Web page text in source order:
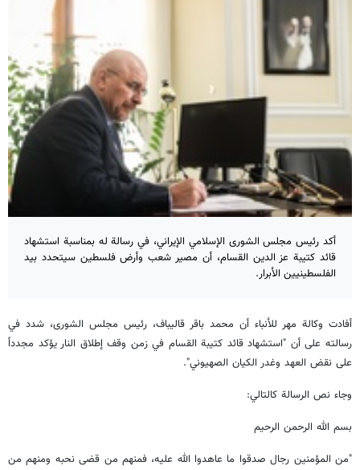
أكد رئيس مجلس الشورى الإسلامي الإيراني، في رسالة له بمناسبة استشهاد
قائد كتيبة عز الدين القسام، أن مصير شعب وأرض فلسطين سيتحدد بيد
الفلسطينيين الأبرار.
أفادت وكالة مهر للأنباء أن محمد باقر قاليباف، رئيس مجلس الشورى، شدد في
رسالته على أن "استشهاد قائد كتيبة القسام في زمن وقف إطلاق النار يؤكد مجدداً
على نقض العهد وغدر الكيان الصهيوني".
وجاء نص الرسالة كالتالي:
بسم الله الرحمن الرحيم
"من المؤمنين رجال صدقوا ما عاهدوا الله عليه، فمنهم من قضى نحبه ومنهم من